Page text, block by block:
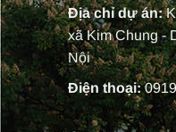
Địa chỉ dự án:
xã Kim Chung -
Nội
Điện thoại: